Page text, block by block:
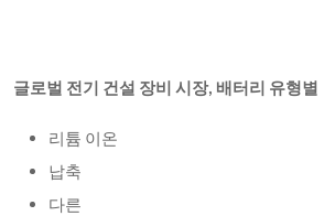
글로벌 전기 건설 장비 시장, 배터리 유형별
리튬 이온
납축
다른